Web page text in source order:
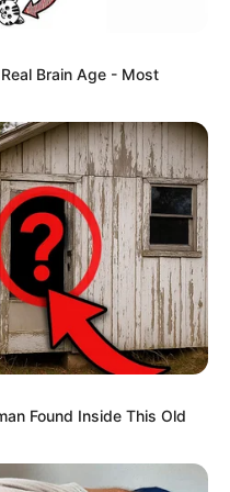
hüquqi tərəflərinə
Brain Age - Most
Found Inside This Old